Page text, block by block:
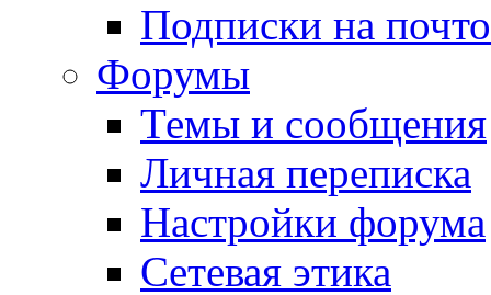
Подписки на
Форумы
Темы и сообщения
Личная переписка
Настройки форума
Сетевая этика